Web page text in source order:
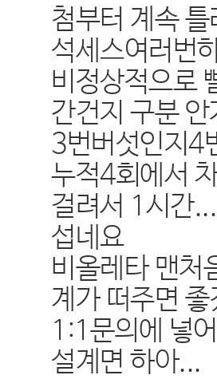
첨부터 계속
석세스여러번
비정상적으로
간건지 구분
3번버섯인지4
누적4회에서
걸려서 1시간
섭네요
비올레타 맨처
계가 떠주면
1:1문의에 넣
설계면 하아...